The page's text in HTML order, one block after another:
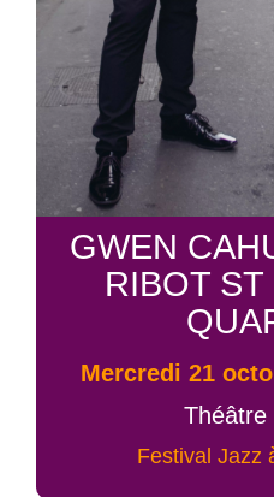
GWEN
RIBOT
mercredi 21
Théâtre
Festival Jazz